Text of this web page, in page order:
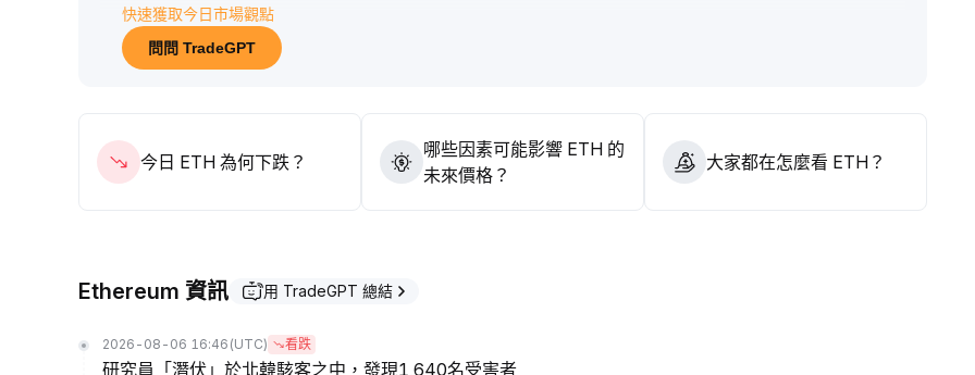
快速獲取今日市場觀點
問問 TradeGPT
今日 ETH 為何下跌？
哪些因素可能影響 ETH 的
未來價格？
大家都在怎麼看 ETH？
Ethereum 資訊 用 TradeGPT 總結
2026-08-06 16:46 (UTC) 看跌
研究員「潛伏」於北韓駭客之中，發現1,640名受害者